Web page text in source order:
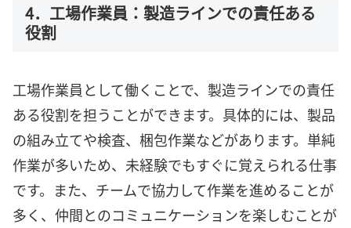
4．工場作業員：製造ラインでの責任ある
役割
工場作業員として働くことで、製造ラインでの責任
ある役割を担うことができます。具体的には、製品
の組み立てや検査、梱包作業などがあります。単純
作業が多いため、未経験でもすぐに覚えられる仕事
です。また、チームで協力して作業を進めることが
多く、仲間とのコミュニケーションを楽しむことが